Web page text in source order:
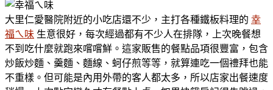
大里仁愛醫院附近的小吃店還不少，主打各種鐵板料理的 幸
福ㄟ味 生意很好，每次經過都有不少人在排隊，上次晚餐想
不到吃什麼就跑來嚐嚐鮮。這家販售的餐點品項很豐富，包含
炒飯炒麵、羹麵、麵線、蚵仔煎等等，就算連吃一個禮拜也能
不重樣。但可能是內用外帶的客人都太多，所以店家出餐速度